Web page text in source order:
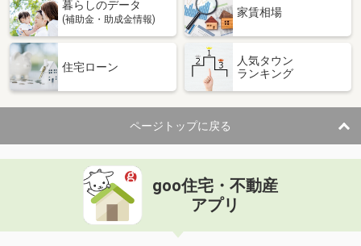
暮らしのデータ
(補助金・助成金情報)
家賃相場
住宅ローン
人気タウン
ランキング
ページトップに戻る
goo住宅・不動産
アプリ